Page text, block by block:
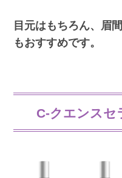
目元はもちろん、眉
もおすすめです。
C-クエンスセ